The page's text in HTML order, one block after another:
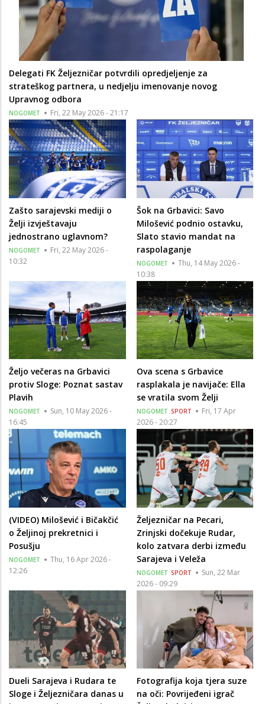
Delegati FK Željezničar potvrdili opredjeljenje za
strateškog partnera, u nedjelju imenovanje novog
Upravnog odbora
NOGOMET Fri, 22 May 2026 - 21:17
Zašto sarajevski mediji o
Želji izvještavaju
jednostrano uglavnom?
NOGOMET
Fri, 22 May 2026 -
10:32
Šok na Grbavici: Savo
Milošević podnio ostavku,
Slato stavio mandat na
raspolaganje
NOGOMET
Thu, 14 May 2026 -
10:38
Željo večeras na Grbavici
protiv Sloge: Poznat sastav
Plavih
NOGOMET
Sun, 10 May 2026 -
16:45
Ova scena s Grbavice
rasplakala je navijače: Ella
se vratila svom Želji
NOGOMET SPORT
Fri, 17 Apr
2026 - 20:27
(VIDEO) Milošević i Bičakčić
o Željinoj prekretnici i
Posušju
NOGOMET
Thu, 16 Apr 2026 -
12:26
Željezničar na Pecari,
Zrinjski dočekuje Rudar,
kolo zatvara derbi između
Sarajeva i Veleža
NOGOMET SPORT
Sun, 22 Mar
2026 - 09:29
Dueli Sarajeva i Rudara te
Sloge i Željezničara danas u
Fotografija koja tjera suze
na oči: Povrijeđeni igrač